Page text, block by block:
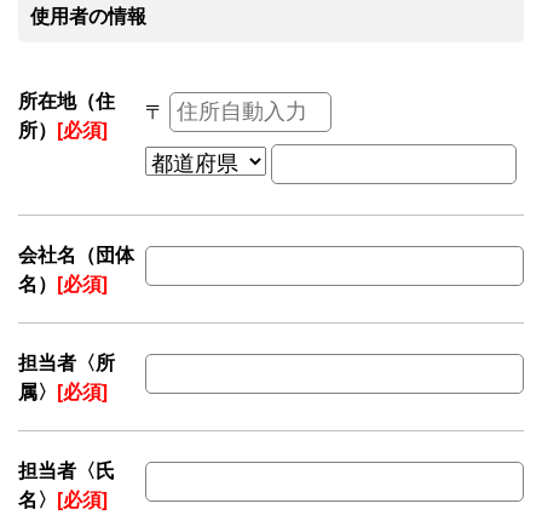
使用者の情報
所在地（住
所） [必須]
〒
会社名（団体
名） [必須]
担当者〈所
属〉 [必須]
担当者〈氏
名〉 [必須]